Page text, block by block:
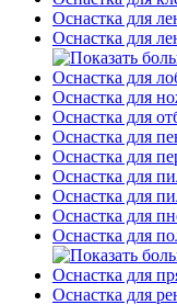
Оснастка для
Оснастка для
Оснастка для
Оснастка для
Оснастка для
Оснастка для
Оснастка для
Оснастка для
Оснастка для
Оснастка для
Оснастка для
Оснастка для
Оснастка для